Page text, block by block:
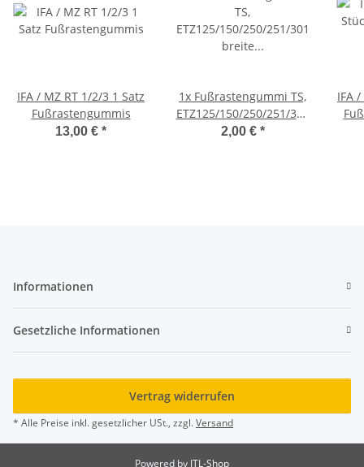
IFA / MZ RT 1/2/3 1 Satz
Fußrastengummis
13,00 € *
1x Fußrastengummi TS,
ETZ125/150/250/251/301
breite Rippen
2,00 € *
IFA
Informationen
Gesetzliche Informationen
Vertrag widerrufen
* Alle Preise inkl. gesetzlicher USt., zzgl.Versand
Powered by JTL-Shop